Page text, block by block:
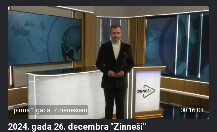
pirms 1 gada, 7 mēnešiem 00:16:08
2024. gada 26. decembra "Ziņneši"